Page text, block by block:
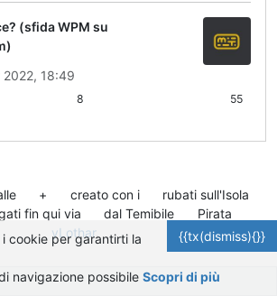
(sfida WPM su
2022, 18:49
8 55
+ creato con i
rubati sull'Isola
fin qui via dal Temibile
Pirata
yLothar. {{tx(dismiss){}}
cookie per garantirti la
navigazione possibile Scopri di più